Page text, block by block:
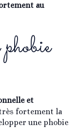
au
et
fortement la
une phobie